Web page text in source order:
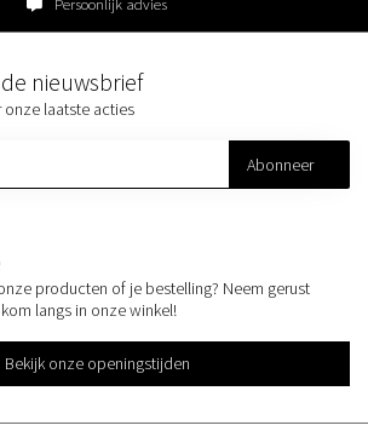
Persoonlijk advies
producten of je bestelling? Neem gerust
langs in onze winkel!
Bekijk onze openingstijden
nieuwsbrief
laatste acties
Abonneer